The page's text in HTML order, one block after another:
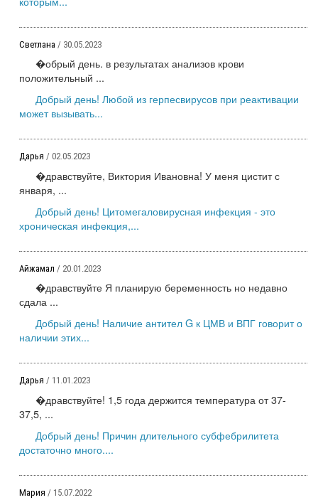
Светлана / 30.05.2023
�обрый день. в результатах анализов крови
положительный ...
Добрый день! Любой из герпесвирусов при реактивации
может вызывать...
Дарья / 02.05.2023
�дравствуйте, Виктория Ивановна! У меня цистит с
января, ...
Добрый день! Цитомегаловирусная инфекция - это
хроническая инфекция,...
Айжамал / 20.01.2023
�дравствуйте Я планирую беременность но недавно
сдала ...
Добрый день! Наличие антител G к ЦМВ и ВПГ говорит о
наличии этих...
Дарья / 11.01.2023
�дравствуйте! 1,5 года держится температура от 37-
37,5, ...
Добрый день! Причин длительного субфебрилитета
достаточно много....
Мария / 15.07.2022